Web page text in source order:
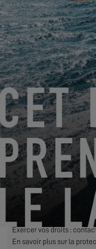
Le traitement de votre
données personnelles
de ce formulaire au
sélectionné afin qu’il
le bouton « ENVOYER »,
transfert de ces données.
ENVOYER
EXCESS s’entend de
en qualité de responsable
personnelles sont traitées
gérer nos relations avec
vous adresser nos
pourrez à tout moment
contenu dans nos envois).
Exercer vos droits :
En savoir plus sur la